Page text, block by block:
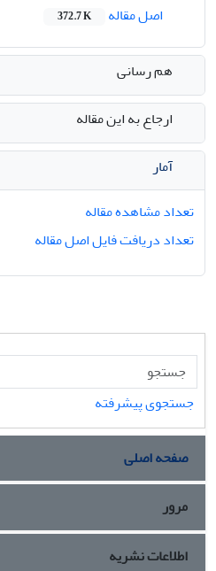
اصل مقاله
372.7 K
هم رسانی
ارجاع به این مقاله
آمار
تعداد مشاهده مقاله
تعداد دریافت فایل اصل مقاله
جستجوی پیشرفته
صفحه اصلی
مرور
اطلاعات نشریه